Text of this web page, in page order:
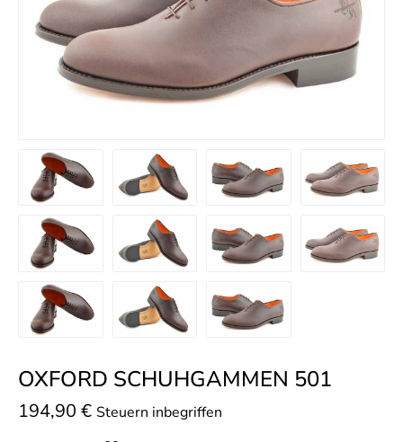
OXFORD SCHUHGAMMEN 501
194,90 € Steuern inbegriffen